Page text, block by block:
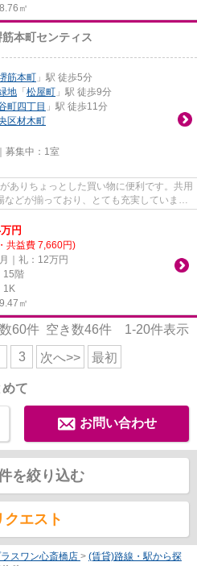
㎡
本町センティス
筋本町 」駅 徒歩5分
地 「 松屋町 」駅 徒歩9分
町四丁目 」駅 徒歩11分
区材木町
募集中： 1室
ありちょっとした買い物に便利です。共用
どが揃っており、とても充実していま
万円
共益費 7,660円)
｜礼：12万円
15階
1K
㎡
60件 空き数46件 1-20件表示
3 次へ>> 最初
て
お問い合わせ
を絞り込む
クエスト
スワン心斎橋店 > (賃貸)路線・駅から探